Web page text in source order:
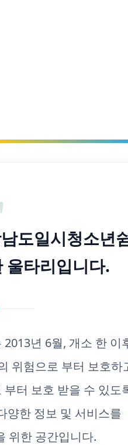
도일시청소년
울타리입니다.
년 6월, 개소 한 이
위험으로 부터 보호하
터 보호 받을 수 있도
양한 정보 및 서비스를
위한 공간입니다.